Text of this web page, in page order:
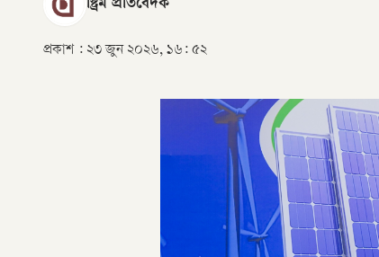
স্ট্রিম প্রতিবেদক
প্রকাশ : ২৩ জুন ২০২৬, ১৬: ৫২